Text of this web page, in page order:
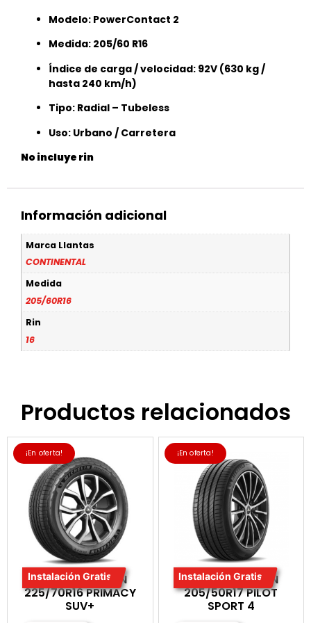
Modelo: PowerContact 2
Medida: 205/60 R16
Índice de carga / velocidad: 92V (630 kg /
hasta 240 km/h)
Tipo: Radial – Tubeless
Uso: Urbano / Carretera
No incluye rin
Información adicional
Marca Llantas
CONTINENTAL
Medida
205/60R16
Rin
16
Productos relacionados
¡En oferta!
Instalación Gratis
LLANTA MICHELIN
225/70R16 PRIMACY
SUV+
¡En oferta!
Instalación Gratis
LLANTA MICHELIN
205/50R17 PILOT
SPORT 4